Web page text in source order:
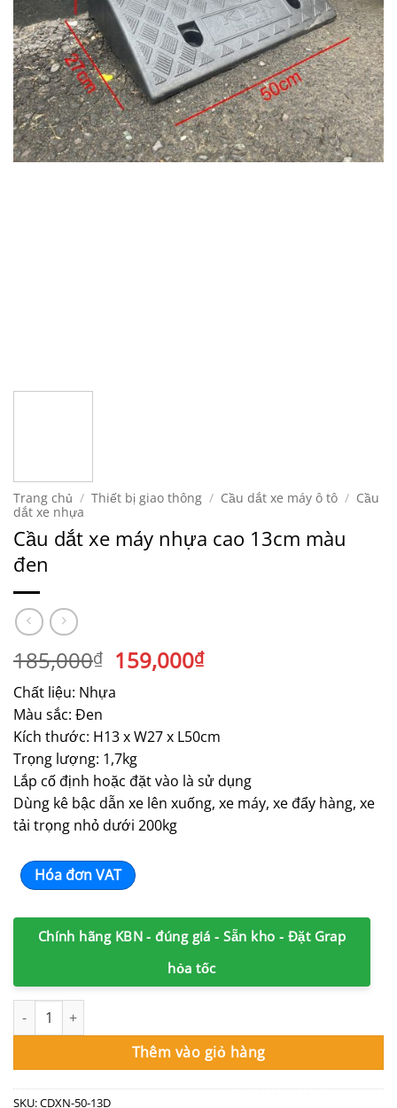
Trang chủ / Thiết bị giao thông / Cầu dắt xe máy ô tô / Cầu
dắt xe nhựa
Cầu dắt xe máy nhựa cao 13cm màu
đen
185,000₫ Giá
là:
159,000₫Giá
159,000₫.
Chất liệu: Nhựa
Màu sắc: Đen
Kích thước: H13 x W27 x L50cm
Trọng lượng: 1,7kg
Lắp cố định hoặc đặt vào là sử dụng
Dùng kê bậc dẫn xe lên xuống, xe máy, xe đẩy hàng, xe
tải trọng nhỏ dưới 200kg
Hóa đơn VAT
Chính hãng KBN - đúng giá - Sẵn kho - Đặt Grap
hỏa tốc
Cầu dắt xe máy nhựa cao 13cm màu đen số lượng
Thêm vào giỏ hàng
SKU:CDXN-50-13D